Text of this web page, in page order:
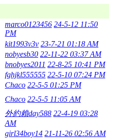
marco0123456 24-5-12 11:50
PM
kit1993v3v 23-7-21 01:18 AM
nobyesb30 22-11-22 03:37 AM
bnobyes2011 22-8-25 10:41 PM
fghjkl555555 22-5-10 07:24 PM
Chaco 22-5-5 01:25 PM
Chaco 22-5-5 11:05 AM
外約賴day588 22-4-19 03:28
AM
girl34boy14 21-11-26 02:56 AM